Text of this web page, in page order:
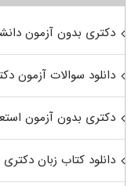
دکتری بدون آزمون
دانلود سوالات آزمون
دکتری بدون آزمون
دانلود کتاب زبان دکتری